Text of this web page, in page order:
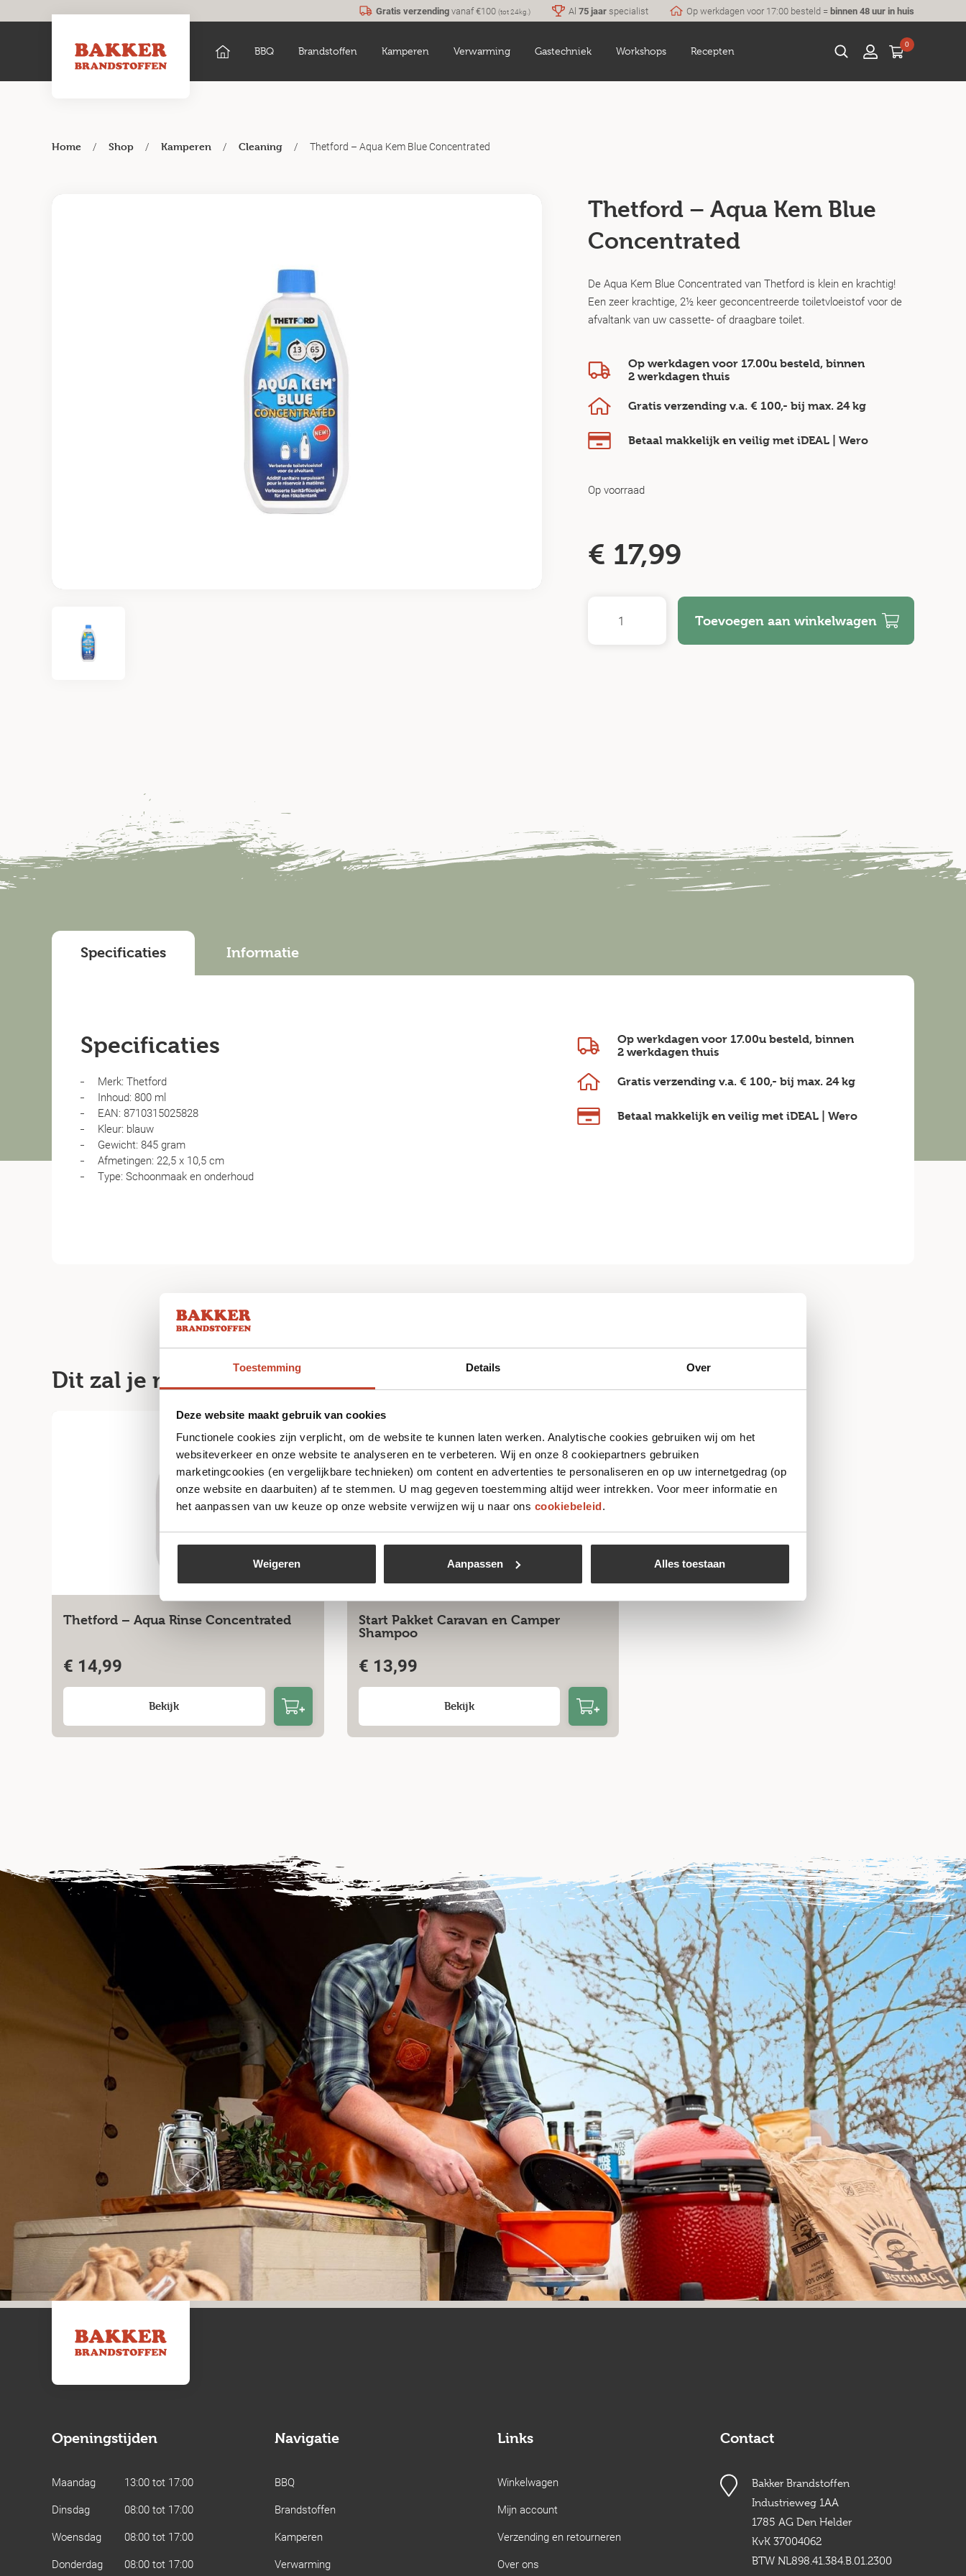
Toestemming Details Over
Deze website maakt gebruik van cookies
Functionele cookies zijn verplicht, om de website te kunnen laten werken. Analytische cookies gebruiken wij om het
websiteverkeer en onze website te analyseren en te verbeteren. Wij en onze 8 cookiepartners gebruiken
marketingcookies (en vergelijkbare technieken) om content en advertenties te personaliseren en op uw internetgedrag (op
onze website en daarbuiten) af te stemmen. U mag gegeven toestemming altijd weer intrekken. Voor meer informatie en
het aanpassen van uw keuze op onze website verwijzen wij u naar ons cookiebeleid.
Weigeren Aanpassen Alles toestaan
Gratis verzendingvanaf €100 (tot 24kg.) Al 75 jaarspecialist Op werkdagen voor 17:00 besteld =binnen 48 uur in huis
BBQ Brandstoffen Kamperen Verwarming Gastechniek Workshops Recepten
0
Home / Shop / Kamperen / Cleaning / Thetford – Aqua Kem Blue Concentrated
Thetford – Aqua Kem Blue
Concentrated
De Aqua Kem Blue Concentrated van Thetford is klein en krachtig!
Een zeer krachtige, 2½ keer geconcentreerde toiletvloeistof voor de
afvaltank van uw cassette- of draagbare toilet.
Op werkdagen voor 17.00u besteld, binnen
2 werkdagenthuis
Gratis verzending v.a. € 100,- bij max. 24 kg
Betaal makkelijk en veilig met iDEAL | Wero
Op voorraad
€ 17,99
Toevoegen aan winkelwagen
Specificaties Informatie
Specificaties
Merk: Thetford
Inhoud: 800 ml
EAN: 8710315025828
Kleur: blauw
Gewicht: 845 gram
Afmetingen: 22,5 x 10,5 cm
Type: Schoonmaak en onderhoud
Op werkdagen voor 17.00u besteld, binnen
2 werkdagen thuis
Gratis verzending v.a.€ 100,- bij max.24 kg
Betaal makkelijk en veiligmet iDEAL | Wero
Dit zal je misschien ook leuk vinden
Thetford – Aqua Rinse Concentrated
€ 14,99
Bekijk
Start Pakket Caravan en Camper
Shampoo
€ 13,99
Bekijk
Openingstijden
Maandag
13:00 tot 17:00
Dinsdag
08:00 tot 17:00
Woensdag
08:00 tot 17:00
Donderdag
08:00 tot 17:00
Navigatie
BBQ
Brandstoffen
Kamperen
Verwarming
Links
Winkelwagen
Mijn account
Verzending en retourneren
Over ons
Contact
Bakker Brandstoffen
Industrieweg 1AA
1785 AG Den Helder
KvK 37004062
BTW NL898.41.384.B.01.2300